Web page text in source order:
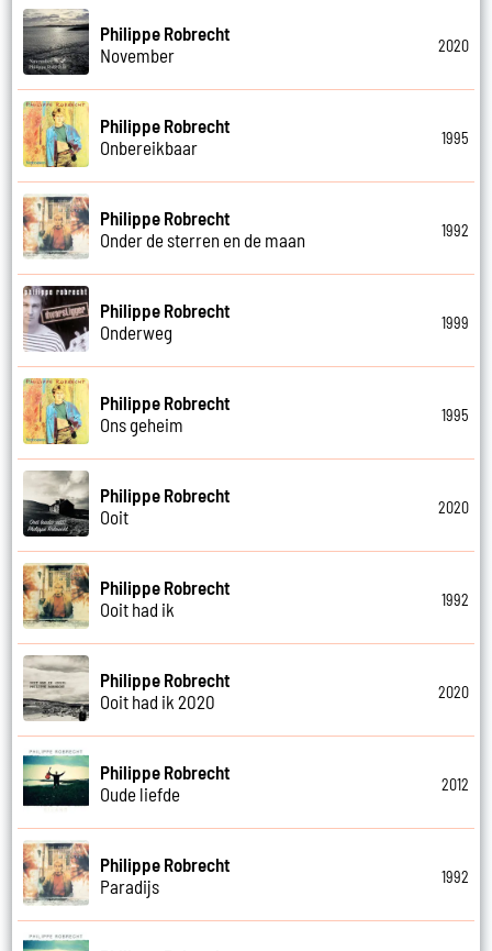
Philippe Robrecht
November
2020
Philippe Robrecht
Onbereikbaar
1995
Philippe Robrecht
Onder de sterren en de maan
1992
Philippe Robrecht
Onderweg
1999
Philippe Robrecht
Ons geheim
1995
Philippe Robrecht
Ooit
2020
Philippe Robrecht
Ooit had ik
1992
Philippe Robrecht
Ooit had ik 2020
2020
Philippe Robrecht
Oude liefde
2012
Philippe Robrecht
Paradijs
1992